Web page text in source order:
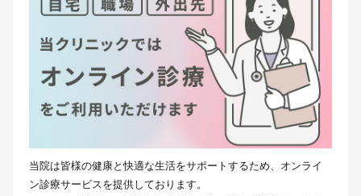
当院は皆様の健康と快適な生活をサポートするため、オンライ
ン診療サービスを提供しております。